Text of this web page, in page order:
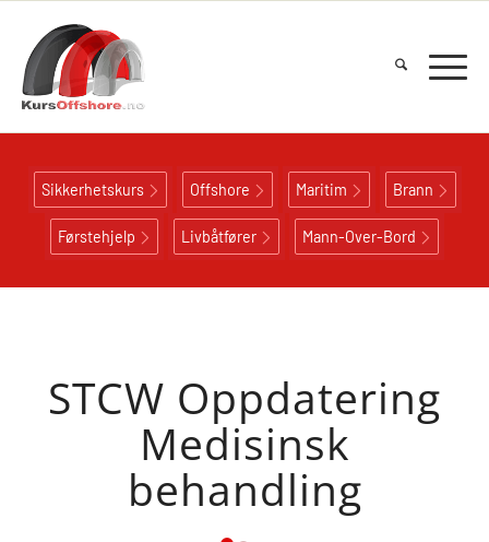
Sikkerhetskurs Offshore Maritim Brann
Førstehjelp Livbåtfører Mann-Over-Bord
STCW Oppdatering
Medisinsk
behandling